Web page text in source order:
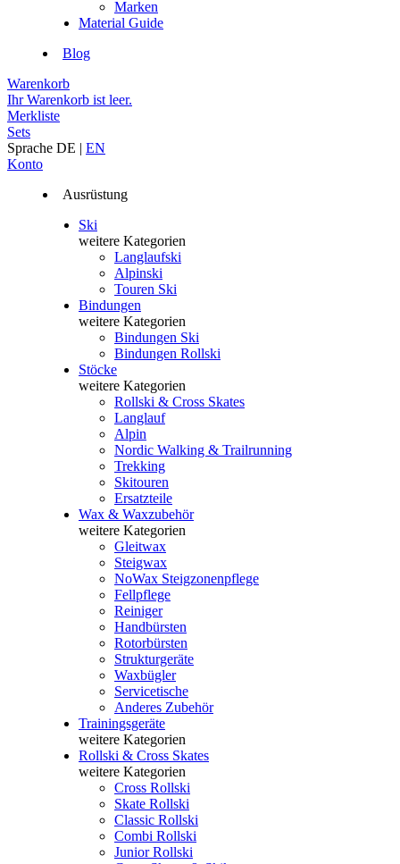
Marken
Material Guide
Blog
Warenkorb
Ihr Warenkorb ist leer.
Merkliste
Sets
Sprache DE | EN
Konto
Ausrüstung
Ski
weitere Kategorien
Langlaufski
Alpinski
Touren Ski
Bindungen
weitere Kategorien
Bindungen Ski
Bindungen Rollski
Stöcke
weitere Kategorien
Rollski & Cross Skates
Langlauf
Alpin
Nordic Walking & Trailrunning
Trekking
Skitouren
Ersatzteile
Wax & Waxzubehör
weitere Kategorien
Gleitwax
Steigwax
NoWax Steigzonenpflege
Fellpflege
Reiniger
Handbürsten
Rotorbürsten
Strukturgeräte
Waxbügler
Servicetische
Anderes Zubehör
Trainingsgeräte
weitere Kategorien
Rollski & Cross Skates
weitere Kategorien
Cross Rollski
Skate Rollski
Classic Rollski
Combi Rollski
Junior Rollski